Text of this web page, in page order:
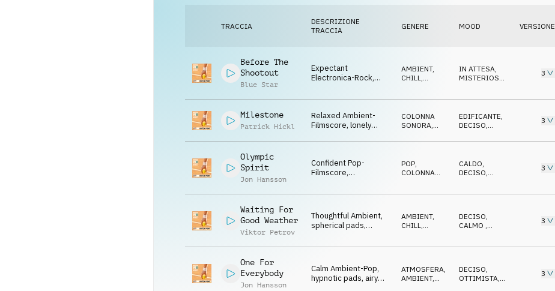
TRACCIA
DESCRIZIONE
TRACCIA
GENERE MOOD VERSIONE
Before The
Shootout
Blue Star
Expectant
Electronica-Rock,
tense & expectant
AMBIENT,
CHILL
IN ATTESA
MISTERIOSO
3
Milestone
Patrick Hickl
Relaxed Ambient-
Filmscore, lonely
now or never
COLONNA
SONORA
EDIFICANTE
DECISO
3
Olympic
Spirit
Jon Hansson
Confident Pop-
Filmscore,
percussions, e-guitar,
POP
COLONNA
CALDO
DECISO
3
Waiting For
Good Weather
Viktor Petrov
Thoughtful Ambient,
spherical pads,
waiting for ?
AMBIENT,
CHILL
DECISO
CALMO
3
One For
Everybody
Jon Hansson
Calm Ambient-Pop,
hypnotic pads, airy
ATMOSFERA
AMBIENT,
DECISO
OTTIMISTA
3